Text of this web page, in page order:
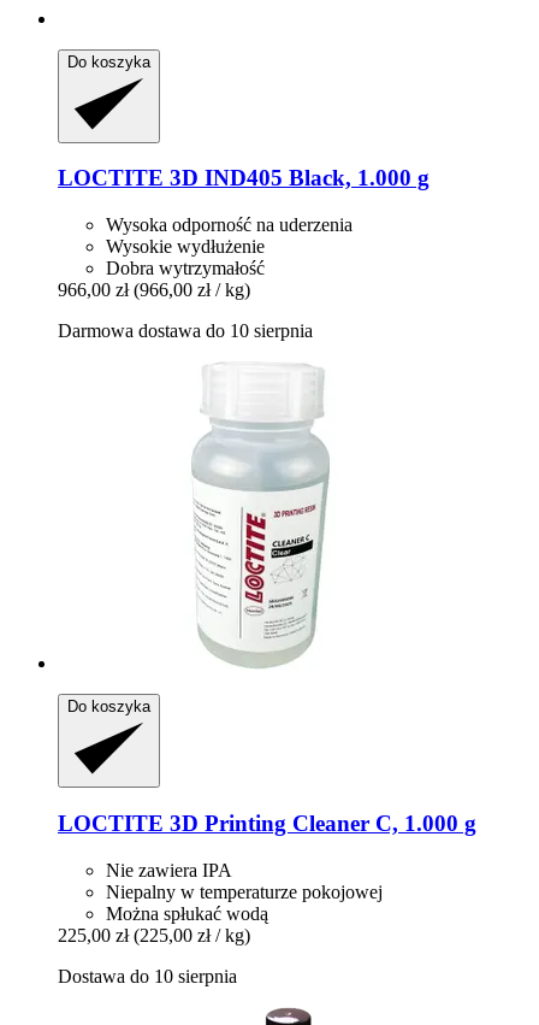
Do koszyka
LOCTITE 3D IND405 Black, 1.000 g
Wysoka odporność na uderzenia
Wysokie wydłużenie
Dobra wytrzymałość
966,00 zł (966,00 zł / kg)
Darmowa dostawa do 10 sierpnia
Do koszyka
LOCTITE 3D Printing Cleaner C, 1.000 g
Nie zawiera IPA
Niepalny w temperaturze pokojowej
Można spłukać wodą
225,00 zł (225,00 zł / kg)
Dostawa do 10 sierpnia